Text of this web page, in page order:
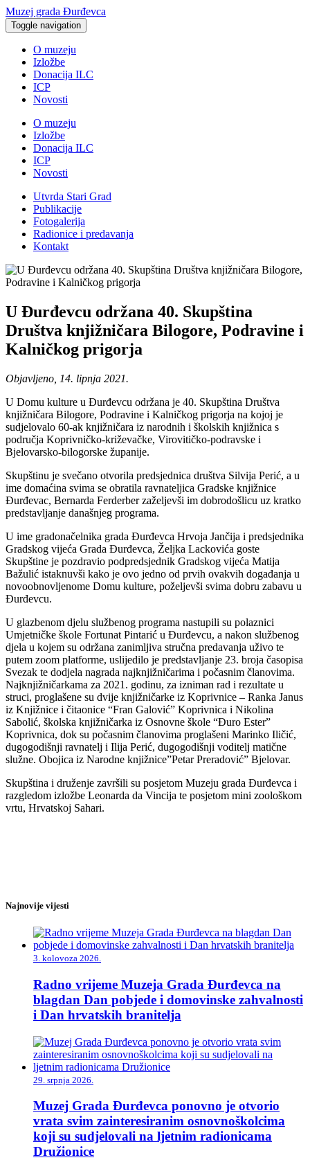
Muzej grada Đurđevca
Toggle navigation
O muzeju
Izložbe
Donacija ILC
ICP
Novosti
O muzeju
Izložbe
Donacija ILC
ICP
Novosti
Utvrda Stari Grad
Publikacije
Fotogalerija
Radionice i predavanja
Kontakt
U Đurđevcu održana 40. Skupština
Društva knjižničara Bilogore, Podravine i
Kalničkog prigorja
Objavljeno, 14. lipnja 2021.
U Domu kulture u Đurđevcu održana je 40. Skupština Društva
knjižničara Bilogore, Podravine i Kalničkog prigorja na kojoj je
sudjelovalo 60-ak knjižničara iz narodnih i školskih knjižnica s
područja Koprivničko-križevačke, Virovitičko-podravske i
Bjelovarsko-bilogorske županije.
Skupštinu je svečano otvorila predsjednica društva Silvija Perić, a u
ime domaćina svima se obratila ravnateljica Gradske knjižnice
Đurđevac, Bernarda Ferderber zaželjevši im dobrodošlicu uz kratko
predstavljanje današnjeg programa.
U ime gradonačelnika grada Đurđevca Hrvoja Jančija i predsjednika
Gradskog vijeća Grada Đurđevca, Željka Lackovića goste
Skupštine je pozdravio podpredsjednik Gradskog vijeća Matija
Bažulić istaknuvši kako je ovo jedno od prvih ovakvih događanja u
novoobnovljenome Domu kulture, poželjevši svima dobru zabavu u
Đurđevcu.
U glazbenom djelu službenog programa nastupili su polaznici
Umjetničke škole Fortunat Pintarić u Đurđevcu, a nakon službenog
djela u kojem su održana zanimljiva stručna predavanja uživo te
putem zoom platforme, uslijedilo je predstavljanje 23. broja časopisa
Svezak te dodjela nagrada najknjižničarima i počasnim članovima.
Najknjižničarkama za 2021. godinu, za izniman rad i rezultate u
struci, proglašene su dvije knjižničarke iz Koprivnice – Ranka Janus
iz Knjižnice i čitaonice “Fran Galović” Koprivnica i Nikolina
Sabolić, školska knjižničarka iz Osnovne škole “Đuro Ester”
Koprivnica, dok su počasnim članovima proglašeni Marinko Iličić,
dugogodišnji ravnatelj i Ilija Perić, dugogodišnji voditelj matične
služne. Obojica iz Narodne knjižnice”Petar Preradović” Bjelovar.
Skupština i druženje završili su posjetom Muzeju grada Đurđevca i
razgledom izložbe Leonarda da Vincija te posjetom mini zoološkom
vrtu, Hrvatskoj Sahari.
Najnovije vijesti
3. kolovoza 2026.
Radno vrijeme Muzeja Grada Đurđevca na
blagdan Dan pobjede i domovinske zahvalnosti
i Dan hrvatskih branitelja
29. srpnja 2026.
Muzej Grada Đurđevca ponovno je otvorio
vrata svim zainteresiranim osnovnoškolcima
koji su sudjelovali na ljetnim radionicama
Družionice